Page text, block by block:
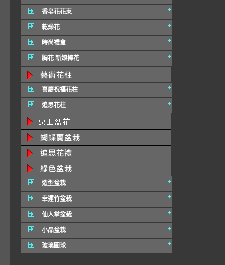
香皂花花束
乾燥花
時尚禮盒
胸花 新娘捧花
喜慶祝福花柱
追思花柱
造型盆栽
幸運竹盆栽
仙人掌盆栽
小品盆栽
玻璃圓球